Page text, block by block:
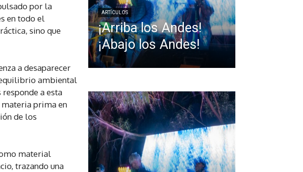
por la
en todo el
sino que
a desaparecer
ambiental
a esta
materia prima en
de los
material
trazando una
ARTÍCULOS
¡Arriba los Andes!
¡Abajo los Andes!